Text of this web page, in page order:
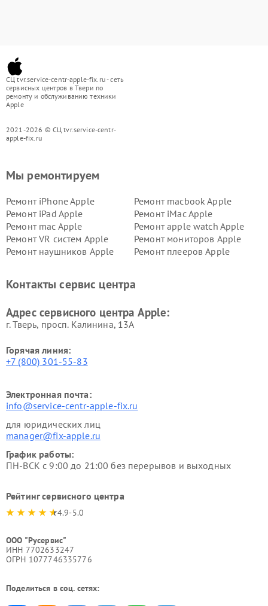
СЦ tvr.service-centr-apple-fix.ru - сеть
сервисных центров в Твери по
ремонту и обслуживанию техники
Apple
2021-2026 © СЦ tvr.service-centr-
apple-fix.ru
Мы ремонтируем
Ремонт iPhone Apple
Ремонт macbook Apple
Ремонт iPad Apple
Ремонт iMac Apple
Ремонт mac Apple
Ремонт apple watch Apple
Ремонт VR систем Apple
Ремонт мониторов Apple
Ремонт наушников Apple
Ремонт плееров Apple
Контакты сервис центра
Адрес сервисного центра Apple:
г. Тверь, просп. Калинина, 13А
Горячая линия:
+7 (800) 301-55-83
Электронная почта:
info@service-centr-apple-fix.ru
для юридических лиц
manager@fix-apple.ru
График работы:
ПН-ВСК с 9:00 до 21:00 без перерывов и выходных
Рейтинг сервисного центра
4.9-5.0
ООО "Русервис"
ИНН 7702633247
ОГРН 1077746335776
Поделиться в соц. сетях: